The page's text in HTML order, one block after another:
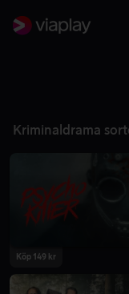
Kriminaldrama
Köp 149 kr